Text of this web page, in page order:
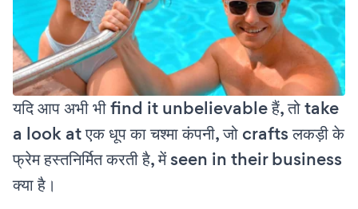
यदि आप अभी भी find it unbelievable हैं, तो take
a look at एक धूप का चश्मा कंपनी, जो crafts लकड़ी के
फ्रेम हस्तनिर्मित करती है, में seen in their business
क्या है।